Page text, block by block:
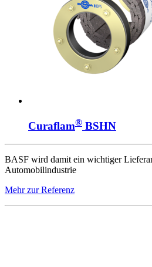
Curaflam® BSHN
BASF wird damit ein wichtiger
Automobilindustrie
Mehr zur Referenz